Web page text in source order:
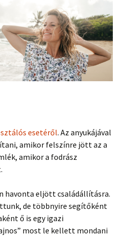
esetéről. Az anyukájával
amikor felszínre jött az a
amikor a fodrász
havonta eljött családállításra.
de többnyire segítőként
ő is egy igazi
most le kellett mondani